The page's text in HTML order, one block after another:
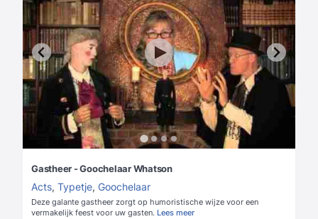
Gastheer - Goochelaar Whatson
Acts, Typetje, Goochelaar
Deze galante gastheer zorgt op humoristische wijze voor een
vermakelijk feest voor uw gasten. Lees meer